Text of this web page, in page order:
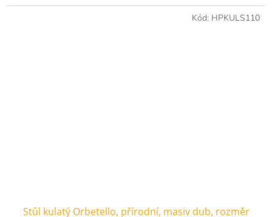
Stůl kulatý Orbetello, přírodní, masiv dub, rozměr
Kód: HPKULS110